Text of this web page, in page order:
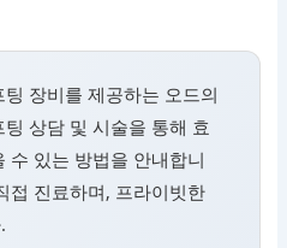
장비를 제공하는 오드의
상담 및 시술을 통해 효
수 있는 방법을 안내합니
접 진료하며, 프라이빗한